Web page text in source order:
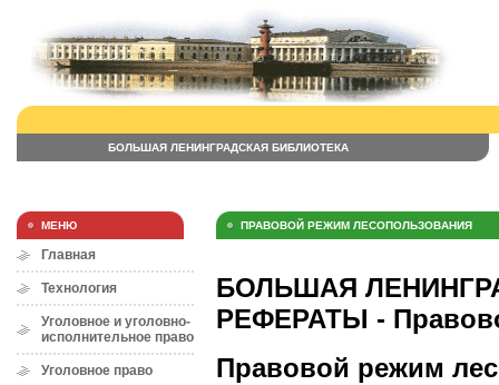
БОЛЬШАЯ ЛЕНИНГРАДСКАЯ БИБЛИОТЕКА
МЕНЮ
Главная
Технология
Уголовное и уголовно-
исполнительное право
Уголовное право
ПРАВОВОЙ РЕЖИМ ЛЕСОПОЛЬЗОВАНИЯ
БОЛЬШАЯ
РЕФЕРАТЫ -
Правовой режим